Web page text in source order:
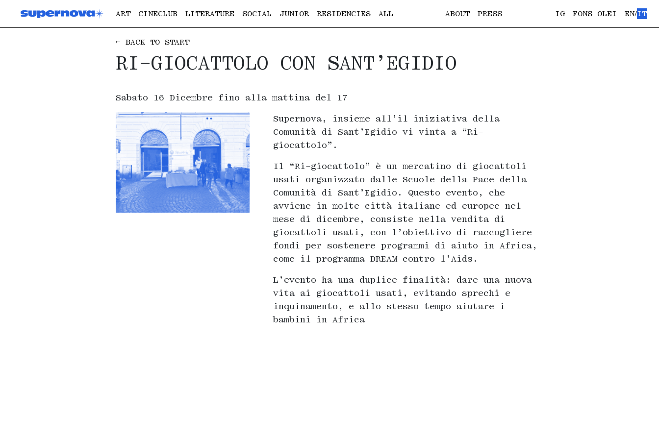
ART CINECLUB LITERATURE SOCIAL JUNIOR RESIDENCIES ALL ABOUT PRESS IG FONS OLEI EN/IT
← BACK TO START
RI-GIOCATTOLO CON SANT’EGIDIO
Sabato 16 Dicembre fino alla mattina del 17
Supernova, insieme all’il iniziativa della
Comunità di Sant’Egidio vi vinta a “Ri-
giocattolo”.
Il “Ri-giocattolo” è un mercatino di giocattoli
usati organizzato dalle Scuole della Pace della
Comunità di Sant’Egidio. Questo evento, che
avviene in molte città italiane ed europee nel
mese di dicembre, consiste nella vendita di
giocattoli usati, con l’obiettivo di raccogliere
fondi per sostenere programmi di aiuto in Africa,
come il programma DREAM contro l’Aids.
L’evento ha una duplice finalità: dare una nuova
vita ai giocattoli usati, evitando sprechi e
inquinamento, e allo stesso tempo aiutare i
bambini in Africa